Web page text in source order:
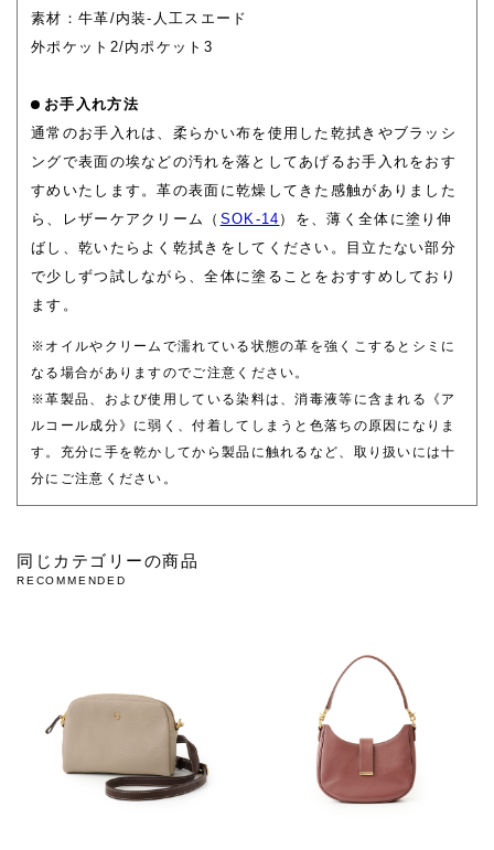
素材：牛革/内装-人工スエード
外ポケット2/内ポケット3
お手入れ方法
通常のお手入れは、柔らかい布を使用した乾拭きやブラッシ
ングで表面の埃などの汚れを落としてあげるお手入れをおす
すめいたします。革の表面に乾燥してきた感触がありました
ら、レザーケアクリーム（ SOK-14 ）を、薄く全体に塗り伸
ばし、乾いたらよく乾拭きをしてください。目立たない部分
で少しずつ試しながら、全体に塗ることをおすすめしており
ます。
※オイルやクリームで濡れている状態の革を強くこするとシミに
なる場合がありますのでご注意ください。
※革製品、および使用している染料は、消毒液等に含まれる《ア
ルコール成分》に弱く、付着してしまうと色落ちの原因になりま
す。充分に手を乾かしてから製品に触れるなど、取り扱いには十
分にご注意ください。
同じカテゴリーの商品
RECOMMENDED